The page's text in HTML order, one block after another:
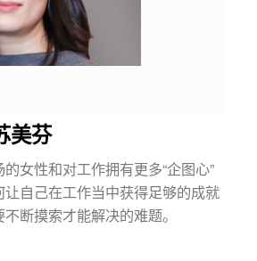
美芬
女性和对工作拥有更多“企图心”
自己在工作当中获得足够的成就
断摸索才能解决的难题。